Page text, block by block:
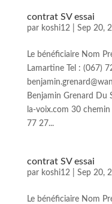
contrat SV essai
par koshi12| Sep 20,
Le bénéficiaire Nom
Lamartine Tel : (067)
Benjamin Grenard Du
la-voix.com 30
77 27...
contrat SV essai
par koshi12| Sep 20,
Le bénéficiaire Nom